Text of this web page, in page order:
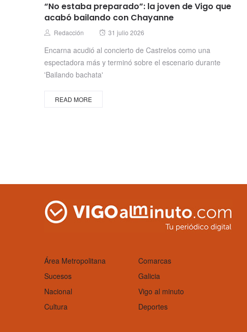
“No estaba preparado”: la joven de Vigo que
acabó bailando con Chayanne
Author
Redacción
Posted
31 julio 2026
Encarna acudió al concierto de Castrelos como una
espectadora más y terminó sobre el escenario durante
'Bailando bachata'
READ MORE
Área Metropolitana
Comarcas
Sucesos
Galicia
Nacional
Vigo al minuto
Cultura
Deportes